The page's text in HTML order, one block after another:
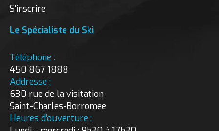
S'inscrire
Le Spécialiste du Ski
Téléphone :
450 867 1888
Addresse :
630 rue de la visitation
Saint-Charles-Borromee
Heures d’ouverture :